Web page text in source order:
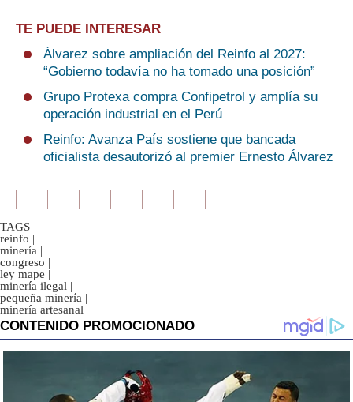
TE PUEDE INTERESAR
Álvarez sobre ampliación del Reinfo al 2027:
“Gobierno todavía no ha tomado una posición”
Grupo Protexa compra Confipetrol y amplía su
operación industrial en el Perú
Reinfo: Avanza País sostiene que bancada
oficialista desautorizó al premier Ernesto Álvarez
TAGS
reinfo |
minería |
congreso |
ley mape |
minería ilegal |
pequeña minería |
minería artesanal